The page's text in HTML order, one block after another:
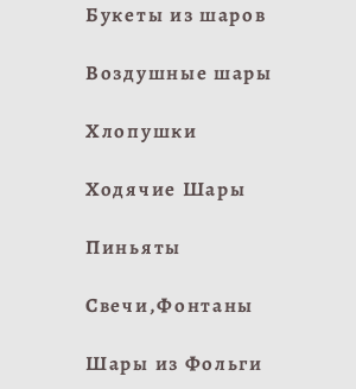
Букеты из шаров
Воздушные шары
Хлопушки
Ходячие Шары
Пиньяты
Свечи,Фонтаны
Шары из Фольги